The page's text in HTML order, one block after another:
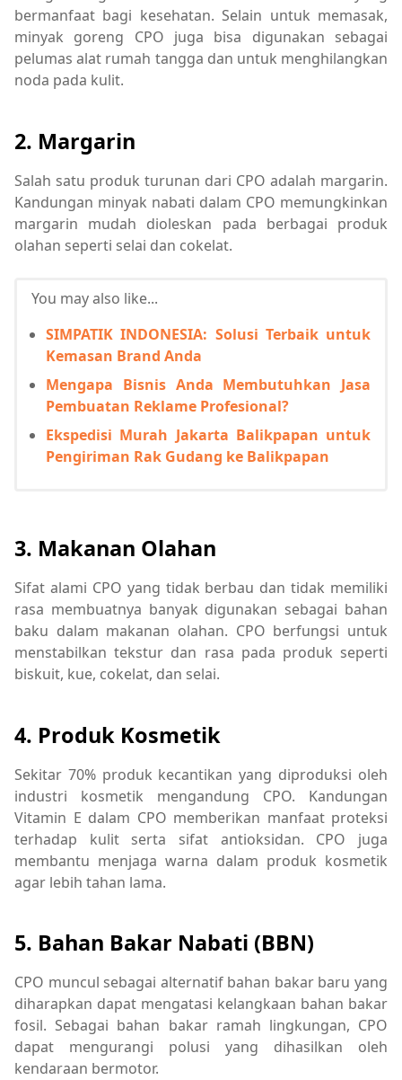
bermanfaat bagi kesehatan. Selain untuk memasak,
minyak goreng CPO juga bisa digunakan sebagai
pelumas alat rumah tangga dan untuk menghilangkan
noda pada kulit.
2. Margarin
Salah satu produk turunan dari CPO adalah margarin.
Kandungan minyak nabati dalam CPO memungkinkan
margarin mudah dioleskan pada berbagai produk
olahan seperti selai dan cokelat.
You may also like...
SIMPATIK INDONESIA: Solusi Terbaik untuk
Kemasan Brand Anda
Mengapa Bisnis Anda Membutuhkan Jasa
Pembuatan Reklame Profesional?
Ekspedisi Murah Jakarta Balikpapan untuk
Pengiriman Rak Gudang ke Balikpapan
3. Makanan Olahan
Sifat alami CPO yang tidak berbau dan tidak memiliki
rasa membuatnya banyak digunakan sebagai bahan
baku dalam makanan olahan. CPO berfungsi untuk
menstabilkan tekstur dan rasa pada produk seperti
biskuit, kue, cokelat, dan selai.
4. Produk Kosmetik
Sekitar 70% produk kecantikan yang diproduksi oleh
industri kosmetik mengandung CPO. Kandungan
Vitamin E dalam CPO memberikan manfaat proteksi
terhadap kulit serta sifat antioksidan. CPO juga
membantu menjaga warna dalam produk kosmetik
agar lebih tahan lama.
5. Bahan Bakar Nabati (BBN)
CPO muncul sebagai alternatif bahan bakar baru yang
diharapkan dapat mengatasi kelangkaan bahan bakar
fosil. Sebagai bahan bakar ramah lingkungan, CPO
dapat mengurangi polusi yang dihasilkan oleh
kendaraan bermotor.